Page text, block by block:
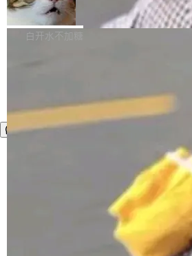
由软件情怀，而是一个跟 AI agent 直接
技术判断。 两行 prompt 就能个性化任何
关开源项目的开发者，希望参加
ness 的内测，可以回复或私信联系我。
Harness 负责把能力落到真实环境中——
具、读写文件、管理上下文、处理错误、
环。崔添翼招人的标...
开源
商汤科技宣布面向社区开源轻量级统一多
型的预览版本 SenseNova U1.5-Lite-
理解、推理、生成与编辑，还仅以 8B-
量大小，将能力推进到4K、更精细的真实
更复杂的视觉控制和可持续迭代编辑。 相
1，U1.5-Lite-Preview 在以下方向上带来
提升： 原生支持4K图像生成； 更精细的
理、细节与真实世界质感； 更准确的中
生成与复杂版式组织； 更稳定的图...
白开水不加糖